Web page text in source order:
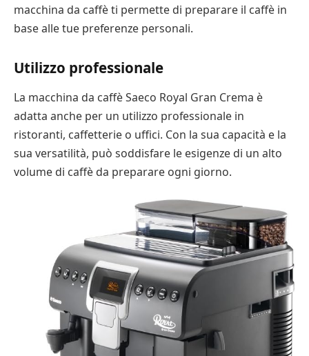
macchina da caffè ti permette di preparare il caffè in
base alle tue preferenze personali.
Utilizzo professionale
La macchina da caffè Saeco Royal Gran Crema è
adatta anche per un utilizzo professionale in
ristoranti, caffetterie o uffici. Con la sua capacità e la
sua versatilità, può soddisfare le esigenze di un alto
volume di caffè da preparare ogni giorno.